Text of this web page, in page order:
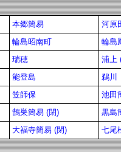
本郷簡易
河原
輪島昭南町
輪島
瑞穂
浦上
能登島
鵜川
笠師保
池田
鵠巣簡易 (閉)
黒島
大福寺簡易 (閉) 七尾